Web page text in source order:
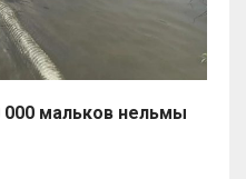
мальков нельмы